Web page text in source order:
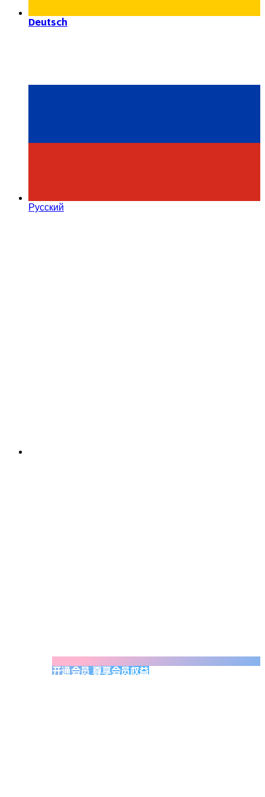
Deutsch
Русский
开通会员 尊享会员权益